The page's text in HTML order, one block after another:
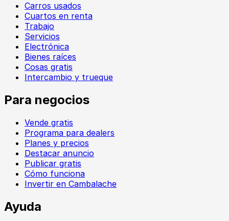
Carros usados
Cuartos en renta
Trabajo
Servicios
Electrónica
Bienes raíces
Cosas gratis
Intercambio y trueque
Para negocios
Vende gratis
Programa para dealers
Planes y precios
Destacar anuncio
Publicar gratis
Cómo funciona
Invertir en Cambalache
Ayuda